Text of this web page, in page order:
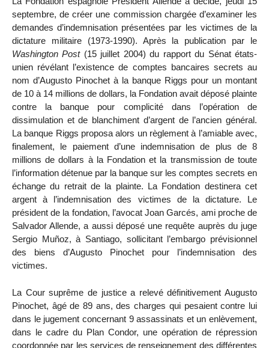
septembre, de créer une commission chargée d’examiner les
demandes d’indemnisation présentées par les victimes de la
dictature militaire (1973-1990). Après la publication par le
Washington Post(15 juillet 2004) du rapport du Sénat états-
unien révélant l’existence de comptes bancaires secrets au
nom d’Augusto Pinochet à la banque Riggs pour un montant
de 10 à 14 millions de dollars, la Fondation avait déposé plainte
contre la banque pour complicité dans l’opération de
dissimulation et de blanchiment d’argent de l’ancien général.
La banque Riggs proposa alors un règlement à l’amiable avec,
finalement, le paiement d’une indemnisation de plus de 8
millions de dollars à la Fondation et la transmission de toute
l’information détenue par la banque sur les comptes secrets en
échange du retrait de la plainte. La Fondation destinera cet
argent à l’indemnisation des victimes de la dictature. Le
président de la fondation, l’avocat Joan Garcés, ami proche de
Salvador Allende, a aussi déposé une requête auprès du juge
Sergio Muñoz, à Santiago, sollicitant l’embargo prévisionnel
des biens d’Augusto Pinochet pour l’indemnisation des
victimes.
La Cour suprême de justice a relevé définitivement Augusto
Pinochet, âgé de 89 ans, des charges qui pesaient contre lui
dans le jugement concernant 9 assassinats et un enlèvement,
dans le cadre du Plan Condor, une opération de répression
coordonnée par les services de renseignement des différentes